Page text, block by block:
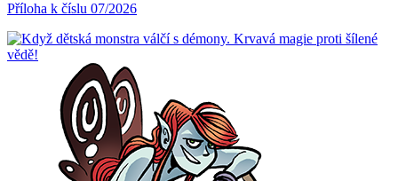
Příloha k číslu 07/2026